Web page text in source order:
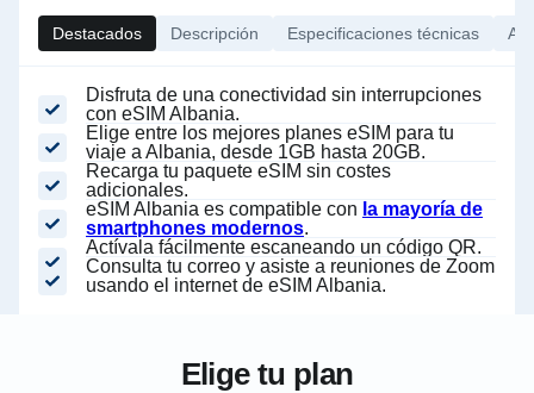
Destacados Descripción Especificaciones técnicas
Disfruta de una conectividad sin interrupciones
con eSIM Albania.
Elige entre los mejores planes eSIM para tu
viaje a Albania, desde 1GB hasta 20GB.
Recarga tu paquete eSIM sin costes
adicionales.
eSIM Albania es compatible con la mayoría de
smartphones modernos.
Actívala fácilmente escaneando un código QR.
Consulta tu correo y asiste a reuniones de Zoom
usando el internet de eSIM Albania.
Elige tu plan